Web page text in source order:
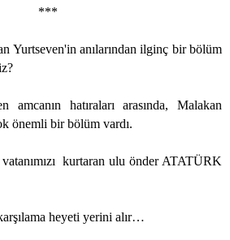
***
Yurtseven'in anılarından ilginç bir bölüm
amcanın hatıraları arasında, Malakan
önemli bir bölüm vardı.
kurtaran ulu önder ATATÜRK
heyeti yerini alır…